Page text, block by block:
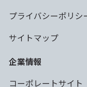
プライバシーポリシ
サイトマップ
企業情報
コーポレートサイト